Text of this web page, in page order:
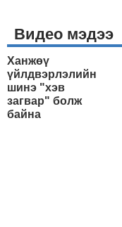
Видео мэдээ
Ханжөү
үйлдвэрлэлийн
шинэ "хэв
загвар" болж
байна